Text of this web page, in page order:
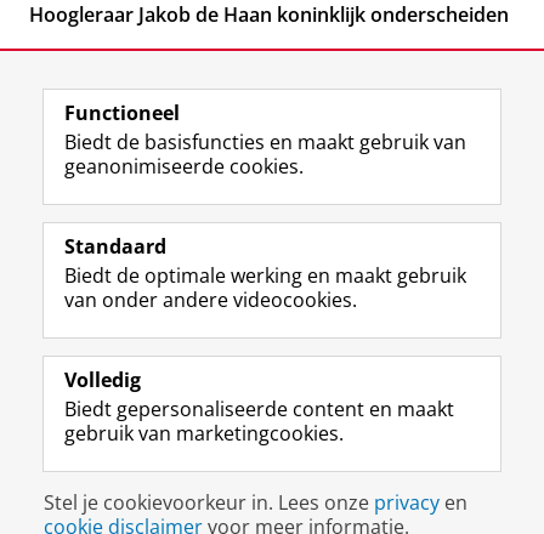
Hoogleraar Jakob de Haan koninklijk onderscheiden
Volg de RUG
F
a
e
b
o
p
a
i
n
a
L
i
k
e
I
-
p
g
i
n
R
S
-
f
e
R
k
s
u
I
n
t
r
m
c
c
o
Y
o
T
e
k
a
a
Studiekiezers
Alumni
Over ons
Disclaimer & Copyright
Inloggen
Functioneel
Biedt de basisfuncties en maakt gebruik van
geanonimiseerde cookies.
Standaard
Biedt de optimale werking en maakt gebruik
van onder andere videocookies.
Volledig
Biedt gepersonaliseerde content en maakt
gebruik van marketingcookies.
Stel je cookievoorkeur in. Lees onze privacy en
cookie disclaimervoor meer informatie.